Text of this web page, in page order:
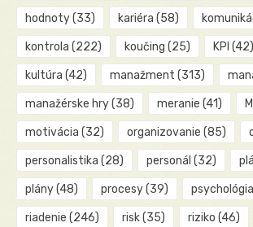
hodnoty(33) kariéra (58)
kontrola (222) koučing (25) KPI (42)
kultúra (42) manažment (313)
manažérske hry(38) meranie (41)
motivácia (32) organizovanie (85)
personalistika (28) personál (32)
plány(48) procesy(39) psychológia
riadenie (246) risk(35) riziko (46)